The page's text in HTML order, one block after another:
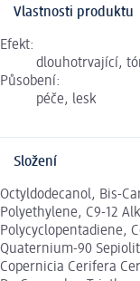
Vlastnosti produktu
Efekt:
dlouhotrvající,
Působení:
péče, lesk
Složení
Octyldodecanol, Bis-
Polyethylene, C9-12
Polycyclopentadiene,
Quaternium-90
Copernicia Cerifera